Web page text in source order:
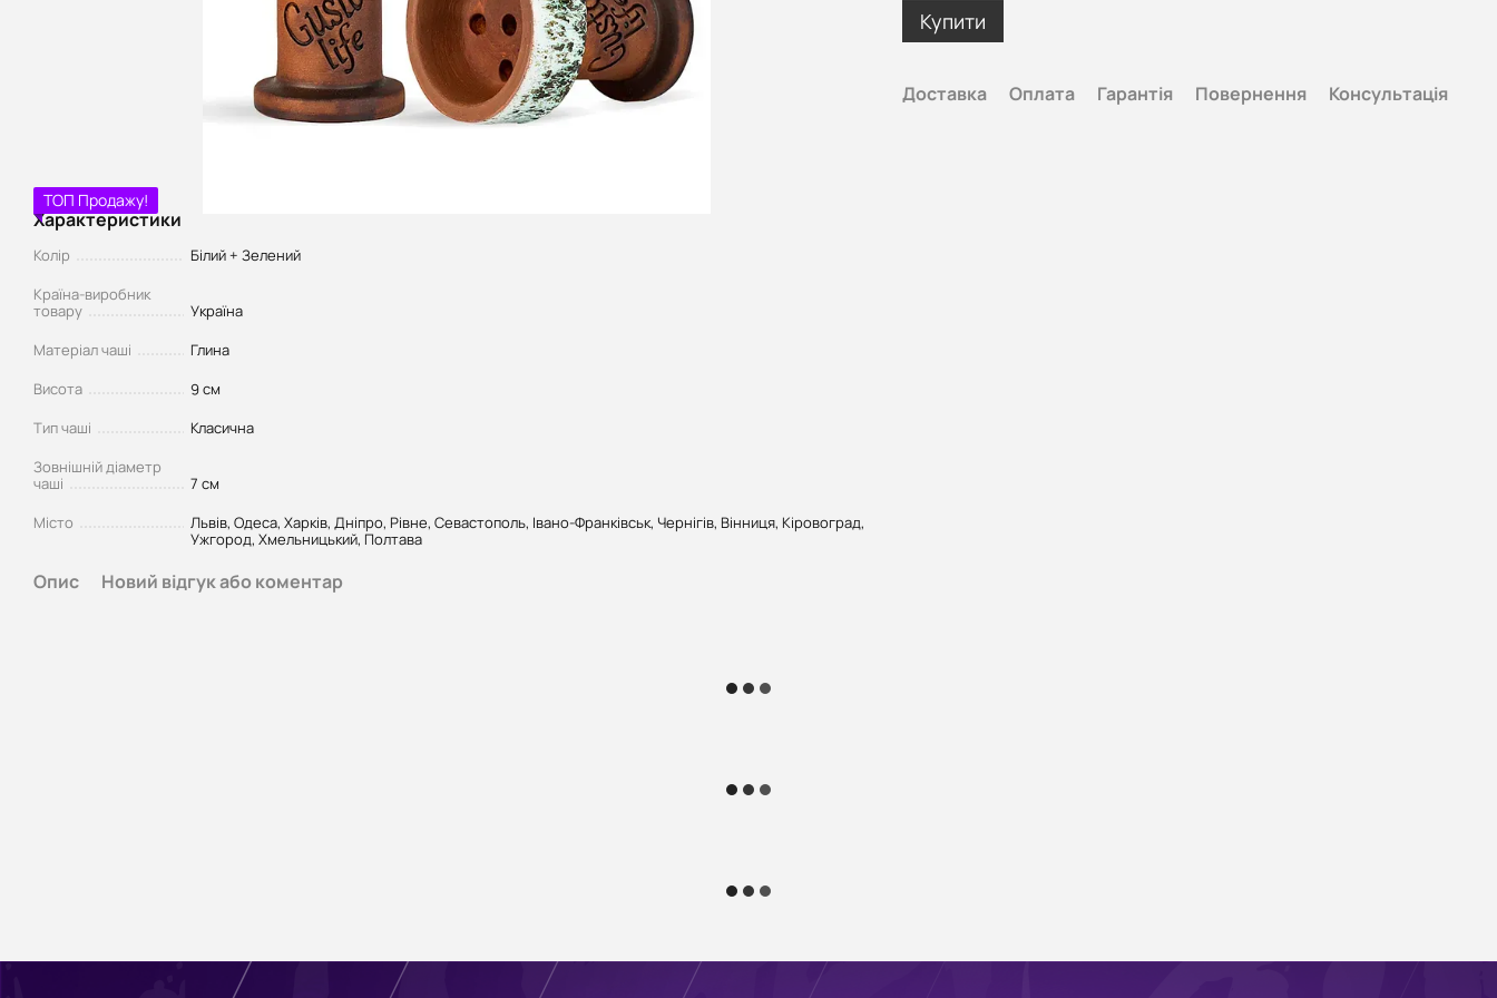
ТОП Продажу!
Характеристики
Колір
Білий + Зелений
Країна-виробник
товару
Україна
Матеріал чаші
Глина
Висота
9 см
Тип чаші
Класична
Зовнішній діаметр
чаші
7 см
Місто
Львів, Одеса, Харків, Дніпро, Рівне, Севастополь, Івано-Франківськ, Чернігів, Вінниця, Кіровоград,
Ужгород, Хмельницький, Полтава
Купити
Доставка Оплата Гарантія Повернення Консультація
Опис Новий відгук або коментар